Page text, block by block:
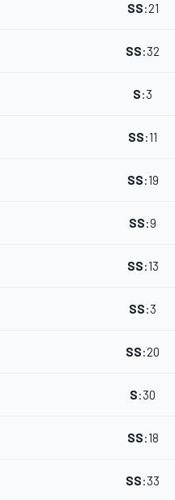
SS:21
SS:32
S:3
SS:11
SS:19
SS:9
SS:13
SS:3
SS:20
S:30
SS:18
SS:33